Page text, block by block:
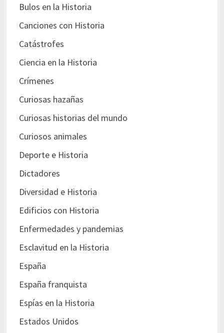
Bulos en la Historia
Canciones con Historia
Catástrofes
Ciencia en la Historia
Crímenes
Curiosas hazañas
Curiosas historias del mundo
Curiosos animales
Deporte e Historia
Dictadores
Diversidad e Historia
Edificios con Historia
Enfermedades y pandemias
Esclavitud en la Historia
España
España franquista
Espías en la Historia
Estados Unidos